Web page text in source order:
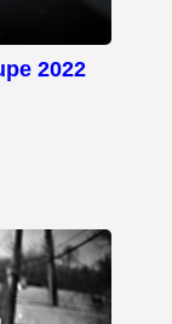
2022